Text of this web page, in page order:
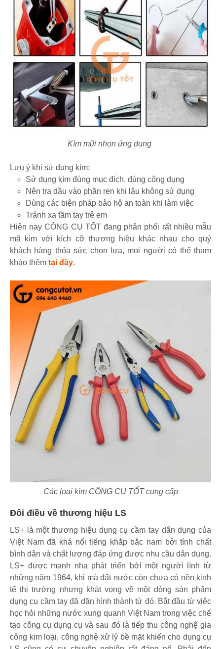
Kìm mũi nhọn ứng dụng
Lưu ý khi sử dụng kìm:
Sử dụng kìm đúng mục đích, đúng công dụng
Nên tra dầu vào phần ren khi lâu không sử dụng
Dùng các biện pháp bảo hộ an toàn khi làm việc
Tránh xa tầm tay trẻ em
Hiện nay CÔNG CỤ TỐT đang phân phối rất nhiều mẫu
mã kìm với kích cỡ thương hiệu khác nhau cho quý
khách hàng thỏa sức chọn lựa, mọi người có thể tham
khảo thêm tại đây.
Các loại kìm CÔNG CỤ TỐT cung cấp
Đôi điều về thương hiệu LS
LS+ là một thương hiệu dụng cụ cầm tay dân dụng của
Việt Nam đã khá nổi tiếng khắp bắc nam bởi tính chất
bình dân và chất lượng đáp ứng được nhu cầu dân dụng.
LS+ được manh nha phát triển bởi một người lính từ
những năm 1964, khi mà đất nước còn chưa có nền kinh
tế thị trường nhưng khát vọng về một dòng sản phẩm
dụng cụ cầm tay đã dần hình thành từ đó. Bắt đầu từ viêc
học hỏi những nước xung quanh Việt Nam trong việc chế
tạo công cụ dụng cụ và sau đó là tiếp thu công nghệ gia
công kim loại, công nghệ xử lý bề mặt khiến cho dụng cụ